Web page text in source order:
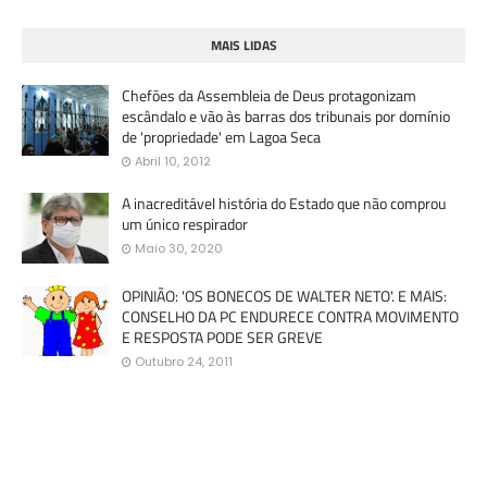
MAIS LIDAS
Chefões da Assembleia de Deus protagonizam
escândalo e vão às barras dos tribunais por domínio
de 'propriedade' em Lagoa Seca
Abril 10, 2012
A inacreditável história do Estado que não comprou
um único respirador
Maio 30, 2020
OPINIÃO: 'OS BONECOS DE WALTER NETO'. E MAIS:
CONSELHO DA PC ENDURECE CONTRA MOVIMENTO
E RESPOSTA PODE SER GREVE
Outubro 24, 2011